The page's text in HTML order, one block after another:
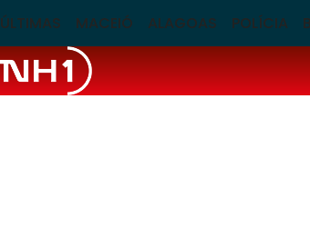
ÚLTIMAS MACEIÓ ALAGOAS POLÍCIA